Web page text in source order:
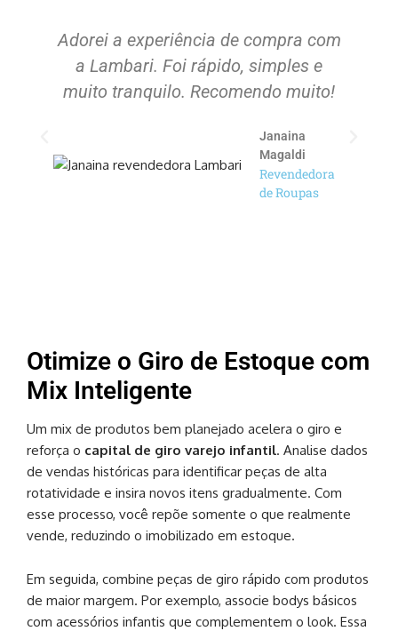
Adorei a experiência de compra com
a Lambari. Foi rápido, simples e
muito tranquilo. Recomendo muito!
Janaina
Magaldi
Revendedora
de Roupas
Otimize o Giro de Estoque com
Mix Inteligente
Um mix de produtos bem planejado acelera o giro e
reforça o capital de giro varejo infantil. Analise dados
de vendas históricas para identificar peças de alta
rotatividade e insira novos itens gradualmente. Com
esse processo, você repõe somente o que realmente
vende, reduzindo o imobilizado em estoque.
Em seguida, combine peças de giro rápido com produtos
de maior margem. Por exemplo, associe bodys básicos
com acessórios infantis que complementem o look. Essa